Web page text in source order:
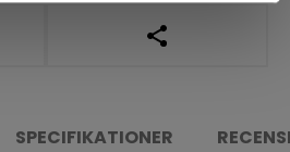
ÖPPNA
SPECIFIKATIONER